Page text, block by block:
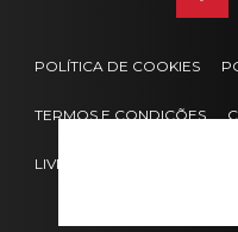
POLÍTICA DE COOKIES
TERMOS E CONDIÇÕES
LIVRO DE RECLAMAÇÕES